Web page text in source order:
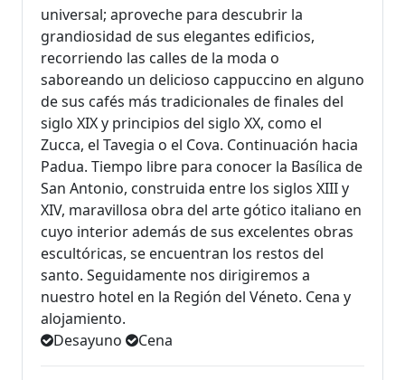
universal; aproveche para descubrir la
grandiosidad de sus elegantes edificios,
recorriendo las calles de la moda o
saboreando un delicioso cappuccino en alguno
de sus cafés más tradicionales de finales del
siglo XIX y principios del siglo XX, como el
Zucca, el Tavegia o el Cova. Continuación hacia
Padua. Tiempo libre para conocer la Basílica de
San Antonio, construida entre los siglos XIII y
XIV, maravillosa obra del arte gótico italiano en
cuyo interior además de sus excelentes obras
escultóricas, se encuentran los restos del
santo. Seguidamente nos dirigiremos a
nuestro hotel en la Región del Véneto. Cena y
alojamiento.
Desayuno
Cena